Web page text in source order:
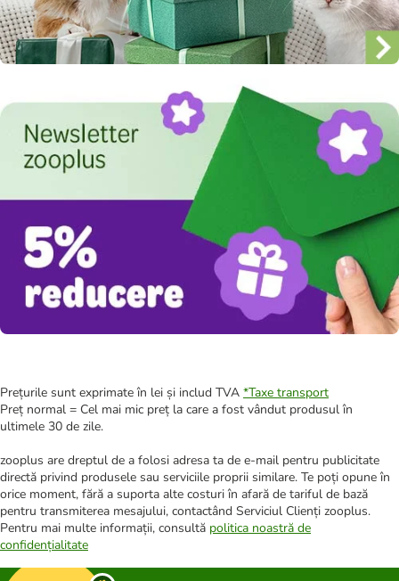
Prețurile sunt exprimate în lei și includ TVA *Taxe transport
Preț normal = Cel mai mic preț la care a fost vândut produsul în
ultimele 30 de zile.
zooplus are dreptul de a folosi adresa ta de e-mail pentru publicitate
directă privind produsele sau serviciile proprii similare. Te poți opune în
orice moment, fără a suporta alte costuri în afară de tariful de bază
pentru transmiterea mesajului, contactând Serviciul Clienți zooplus.
Pentru mai multe informații, consultă politica noastră de
confidențialitate